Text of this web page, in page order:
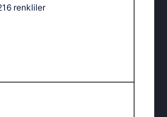
renkliler